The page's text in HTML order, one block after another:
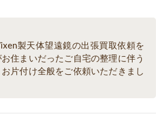
製天体望遠鏡の出張買取依頼を
住まいだったご自宅の整理に伴う
片付け全般をご依頼いただきまし